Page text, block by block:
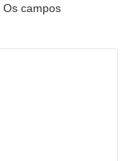
Os campos